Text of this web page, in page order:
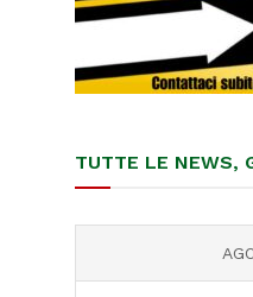
TUTTE LE NEWS,